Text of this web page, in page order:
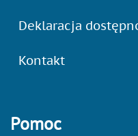
Deklaracja
Kontakt
Pomoc